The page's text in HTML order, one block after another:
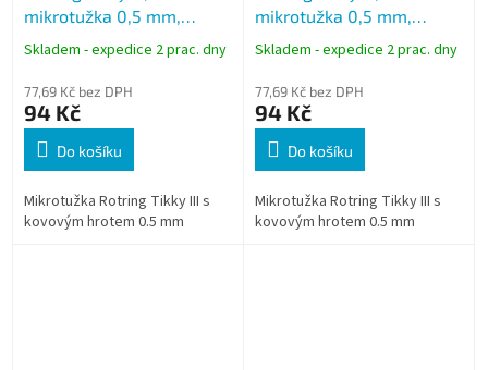
mikrotužka 0,5 mm,
kovový hrot, červená
Skladem - expedice 2 prac. dny
77,69 Kč bez DPH
94 Kč
Do košíku
Mikrotužka Rotring Tikky III s
kovovým hrotem 0.5 mm
mikrotužka 0,5 mm,
kovový hrot, modrá
Skladem - expedice 2 prac. dny
77,69 Kč bez DPH
94 Kč
Do košíku
Mikrotužka Rotring Tikky III s
kovovým hrotem 0.5 mm